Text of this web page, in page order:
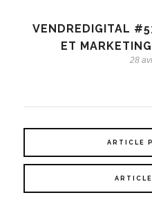
VENDREDIGITAL
ET
28
ARTICLE